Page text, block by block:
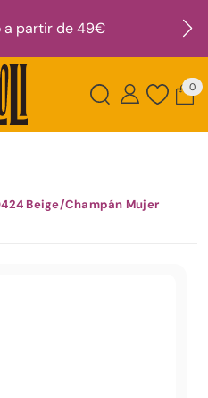
a partir de 49€
0
Beige/Champán Mujer